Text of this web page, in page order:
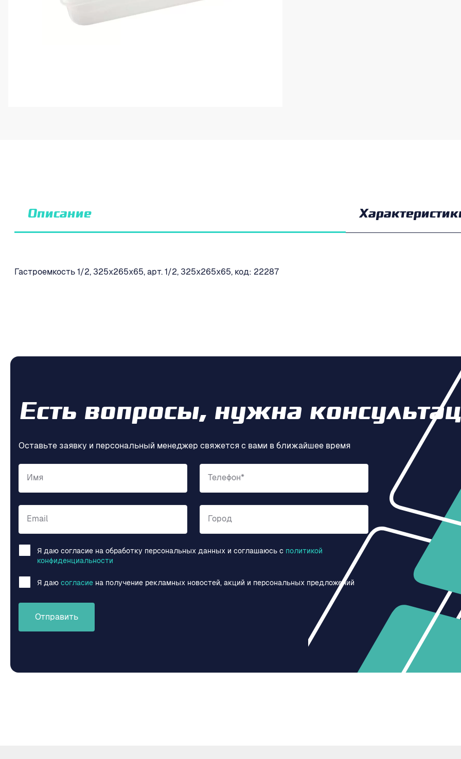
Описание
Гастроемкость 1/2, 325x265х65, арт. 1/2, 325x265х65, код: 22287
Есть вопросы, нужна
Оставьте заявку и персональный менеджер свяжется с вами в ближайшее время
Имя Телефон*
Email Город
Я даю согласие на обработку персональных данных и соглашаюсь c политикой
конфиденциальности
Я даю согласие на получение рекламных новостей, акций и персональных предложений
Отправить